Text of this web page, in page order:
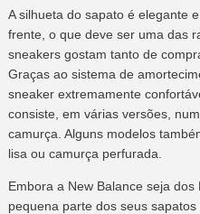
A silhueta do sapato é elegante
frente, o que deve ser uma das
sneakers gostam tanto de
Graças ao sistema de
sneaker extremamente
consiste, em várias versões,
camurça. Alguns modelos
lisa ou camurça perfurada.
Embora a New Balance seja
pequena parte dos seus